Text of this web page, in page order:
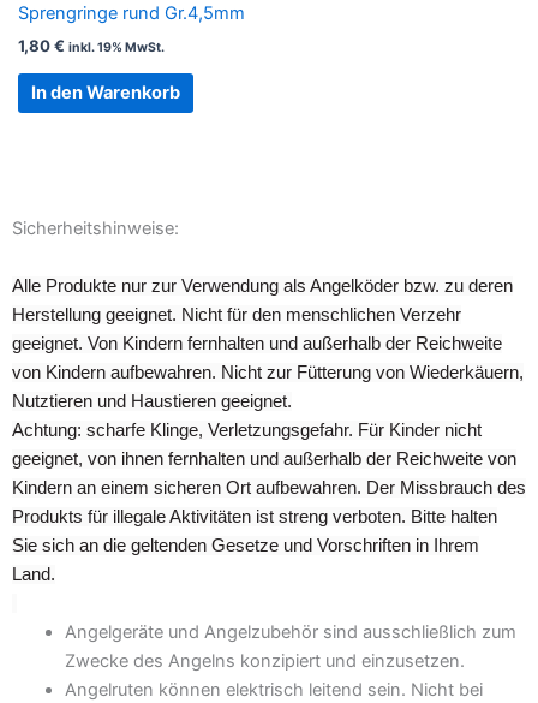
Sprengringe rund Gr.4,5mm
1,80€ inkl. 19% MwSt.
In den Warenkorb
Sicherheitshinweise:
Alle Produkte nur zur Verwendung als Angelköder bzw. zu deren
Herstellung geeignet. Nicht für den menschlichen Verzehr
geeignet. Von Kindern fernhalten und außerhalb der Reichweite
von Kindern aufbewahren. Nicht zur Fütterung von Wiederkäuern,
Nutztieren und Haustieren geeignet.
Achtung: scharfe Klinge, Verletzungsgefahr. Für Kinder nicht
geeignet, von ihnen fernhalten und außerhalb der Reichweite von
Kindern an einem sicheren Ort aufbewahren. Der Missbrauch des
Produkts für illegale Aktivitäten ist streng verboten. Bitte halten
Sie sich an die geltenden Gesetze und Vorschriften in Ihrem
Land.
Angelgeräte und Angelzubehör sind ausschließlich zum
Zwecke des Angelns konzipiert und einzusetzen.
Angelruten können elektrisch leitend sein. Nicht bei